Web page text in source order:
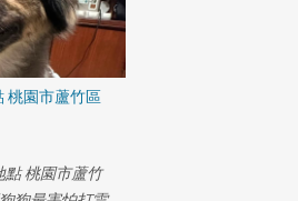
桃園市蘆竹區
點 桃園市蘆竹